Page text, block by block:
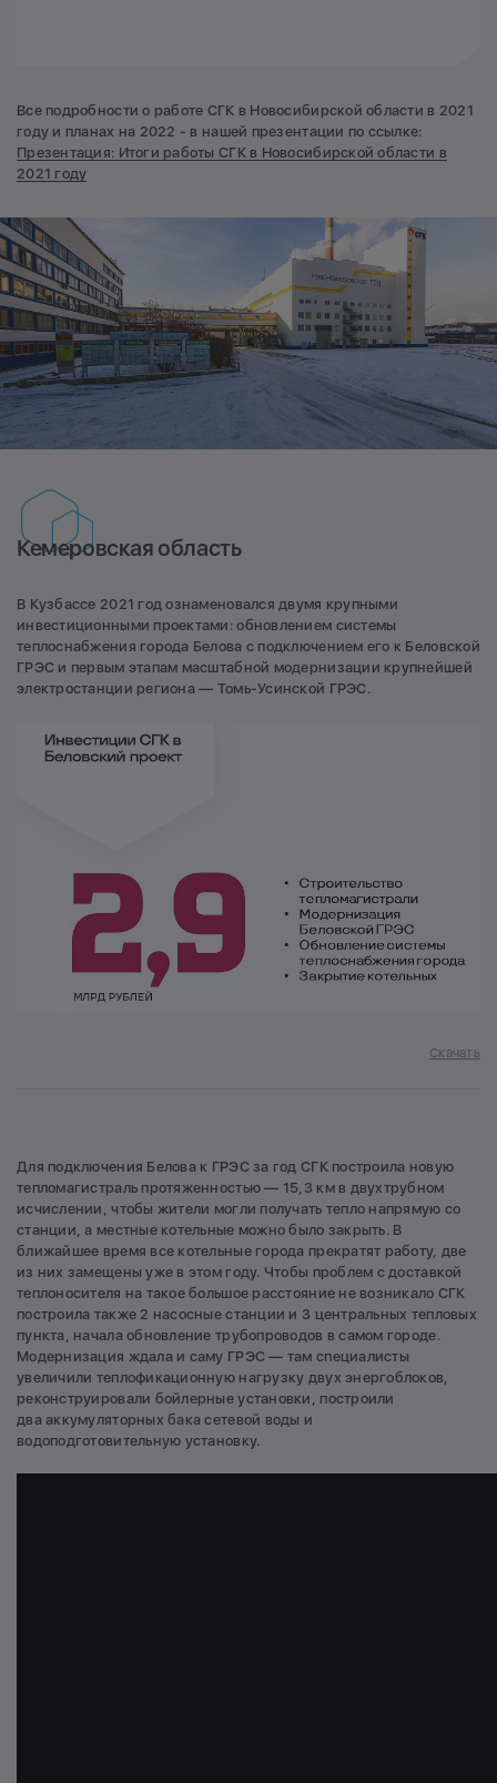
Все подробности о работе СГК в Новосибирской области в 2021
году и планах на 2022 - в нашей презентации по ссылке:
Презентация: Итоги работы СГК в Новосибирской области в
2021 году
Кемеровская область
В Кузбассе 2021 год ознаменовался двумя крупными
инвестиционными проектами: обновлением системы
теплоснабжения города Белова с подключением его к Беловской
ГРЭС и первым этапам масштабной модернизации крупнейшей
электростанции региона — Томь-Усинской ГРЭС.
Скачать
Для подключения Белова к ГРЭС за год СГК построила новую
тепломагистраль протяженностью — 15,3 км в двухтрубном
исчислении, чтобы жители могли получать тепло напрямую со
станции, а местные котельные можно было закрыть. В
ближайшее время все котельные города прекратят работу, две
из них замещены уже в этом году. Чтобы проблем с доставкой
теплоносителя на такое большое расстояние не возникало СГК
построила также 2 насосные станции и 3 центральных тепловых
пункта, начала обновление трубопроводов в самом городе.
Модернизация ждала и саму ГРЭС — там специалисты
увеличили теплофикационную нагрузку двух энергоблоков,
реконструировали бойлерные установки, построили
два аккумуляторных бака сетевой воды и
водоподготовительную установку.